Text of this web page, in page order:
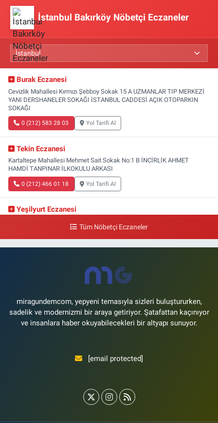
İstanbul Bakırköy Nöbetçi Eczaneler
Burak Eczanesi
Cevizlik Mahallesi Kırmızı Şebboy Sokak 15 A UZMANLAR TIP MERKEZİ
YANI DERSHANELER SOKAĞI İSTANBUL CADDESİ AÇIK OTOPARKIN
SOKAĞI
0 (212) 583 28 03 Yol Tarifi Al
Tekin Eczanesi
Kartaltepe Mahallesi Mehmet Sait Sokak No:1 B İNCİRLİK AHMET
HAMDİ TANPINAR İLKOKULU ARKASI
0 (212) 466 01 18 Yol Tarifi Al
Yeşilyurt Eczanesi
Şenlikköy Mahallesi Eski Halkalı Caddesi 33 Akvaryum Yanı Akua Florya
0 (212) 574 24 20
Tüm Nöbetçi Eczaneler
miragundemcom, yepyeni temasıyla sizleri buluştururken,
sadelik ve modernizmi bir araya getiriyor. Şatafattan kaçınıyor
ve insanlara haber okuyabilecekleri bir altyapı sunuyor.
[email protected]